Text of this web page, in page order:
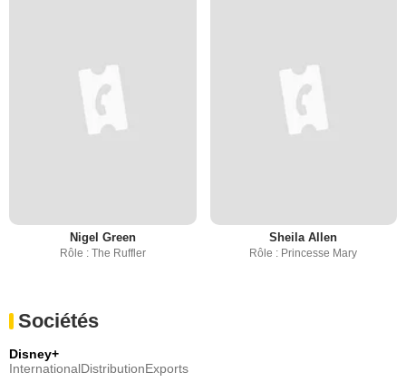
Nigel Green
Rôle : The Ruffler
Sheila Allen
Rôle : Princesse Mary
Sociétés
Disney+
InternationalDistributionExports